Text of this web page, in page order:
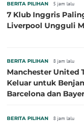
BERITA PILIHAN 5 jam lalu
7 Klub Inggris
Liverpool Ungguli
BERITA PILIHAN 8 jam lalu
Manchester United
Keluar untuk
Barcelona dan
BERITA PILIHAN 8 jam lalu